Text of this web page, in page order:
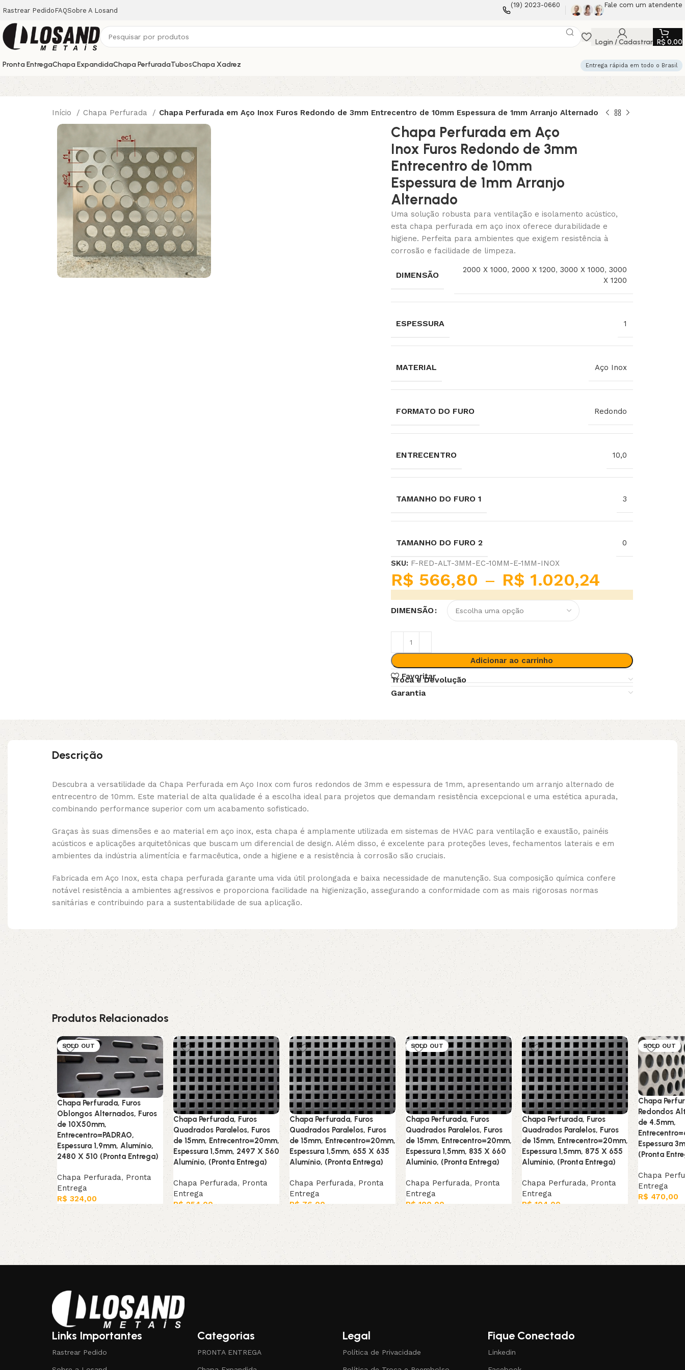
Rastrear Pedido FAQSobre A Losand
(19) 2023-0660 Fale com um atendente
Login / Cadastrar R$ 0,00
Pronta EntregaChapa ExpandidaChapa PerfuradaTubosChapa Xadrez Entrega rápida em todo o Brasil
Início Chapa Perfurada Chapa Perfurada em Aço Inox Furos Redondo de 3mm Entrecentro de 10mm Espessura de 1mm Arranjo Alternado
Chapa Perfurada em Aço
Inox Furos Redondo de 3mm
Entrecentro de 10mm
Espessura de 1mm Arranjo
Alternado
Uma solução robusta para ventilação e isolamento acústico,
esta chapa perfurada em aço inox oferece durabilidade e
higiene. Perfeita para ambientes que exigem resistência à
corrosão e facilidade de limpeza.
DIMENSÃO
2000 X 1000, 2000 X 1200, 3000 X 1000, 3000
X 1200
ESPESSURA 1
MATERIAL Aço Inox
FORMATO DO FURO Redondo
ENTRECENTRO 10,0
TAMANHO DO FURO 1 3
TAMANHO DO FURO 2 0
SKU: F-RED-ALT-3MM-EC-10MM-E-1MM-INOX
R$ 566,80 – R$ 1.020,24
DIMENSÃO
Adicionar ao carrinho
Favoritar
Troca e Devolução
Garantia
Descrição
Descubra a versatilidade da Chapa Perfurada em Aço Inox com furos redondos de 3mm e espessura de 1mm, apresentando um arranjo alternado de
entrecentro de 10mm. Este material de alta qualidade é a escolha ideal para projetos que demandam resistência excepcional e uma estética apurada,
combinando performance superior com um acabamento sofisticado.
Graças às suas dimensões e ao material em aço inox, esta chapa é amplamente utilizada em sistemas de HVAC para ventilação e exaustão, painéis
acústicos e aplicações arquitetônicas que buscam um diferencial de design. Além disso, é excelente para proteções leves, fechamentos laterais e em
ambientes da indústria alimentícia e farmacêutica, onde a higiene e a resistência à corrosão são cruciais.
Fabricada em Aço Inox, esta chapa perfurada garante uma vida útil prolongada e baixa necessidade de manutenção. Sua composição química confere
notável resistência a ambientes agressivos e proporciona facilidade na higienização, assegurando a conformidade com as mais rigorosas normas
sanitárias e contribuindo para a sustentabilidade de sua aplicação.
Produtos Relacionados
SOLD OUT
Chapa Perfurada, Furos
Oblongos Alternados, Furos
de 10X50mm,
Entrecentro=PADRAO,
Espessura 1,9mm, Alumínio,
2480 X 510 (Pronta Entrega)
Chapa Perfurada, Pronta
Entrega
R$ 324,00
Leia mais
Chapa Perfurada, Furos
Quadrados Paralelos, Furos
de 15mm, Entrecentro=20mm,
Espessura 1,5mm, 2497 X 560
Alumínio, (Pronta Entrega)
Chapa Perfurada, Pronta
Entrega
R$ 254,00
Adicionar ao carrinho
Chapa Perfurada, Furos
Quadrados Paralelos, Furos
de 15mm, Entrecentro=20mm,
Espessura 1,5mm, 655 X 635
Alumínio, (Pronta Entrega)
Chapa Perfurada, Pronta
Entrega
R$ 76,00
Adicionar ao carrinho
SOLD OUT
Chapa Perfurada, Furos
Quadrados Paralelos, Furos
de 15mm, Entrecentro=20mm,
Espessura 1,5mm, 835 X 660
Alumínio, (Pronta Entrega)
Chapa Perfurada, Pronta
Entrega
R$ 100,00
Leia mais
Chapa Perfurada, Furos
Quadrados Paralelos, Furos
de 15mm, Entrecentro=20mm,
Espessura 1,5mm, 875 X 655
Alumínio, (Pronta Entrega)
Chapa Perfurada, Pronta
Entrega
R$ 104,00
Adicionar ao carrinho
SOLD OUT
Chapa
Redondos
de 4.5mm,
Espessura
(Pronta
Chapa
Entrega
R$ 470,00
Leia mais
Links Importantes
Rastrear Pedido
Categorias
PRONTA ENTREGA
Legal
Política de Privacidade
Fique Conectado
Linkedin